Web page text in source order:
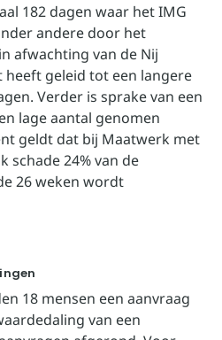
182 dagen waar het IMG
andere door het
afwachting van de Nij
heeft geleid tot een langere
Verder is sprake van een
lage aantal genomen
geldt dat bij Maatwerk met
schade 24% van de
26 weken wordt
18 mensen een aanvraag
van een